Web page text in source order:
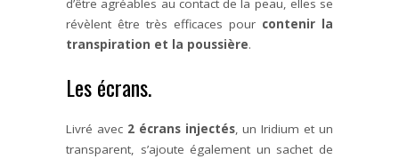
d’être agréables au contact de la peau, elles se
révèlent être très efficaces pour contenir la
transpiration et la poussière.
Les écrans.
Livré avec 2 écrans injectés, un Iridium et un
transparent, s’ajoute également un sachet de